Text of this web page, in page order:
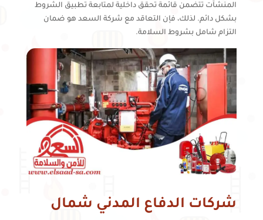
المنشآت تتضمن قائمة تحقق داخلية لمتابعة تطبيق الشروط
بشكل دائم. لذلك، فإن التعاقد مع شركة السعد هو ضمان
التزام شامل بشروط السلامة.
شركات الدفاع المدني شمال